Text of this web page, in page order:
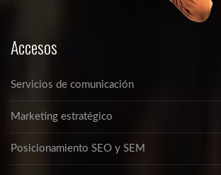
Accesos
Servicios de comunicación
Marketing estratégico
Posicionamiento SEO y SEM